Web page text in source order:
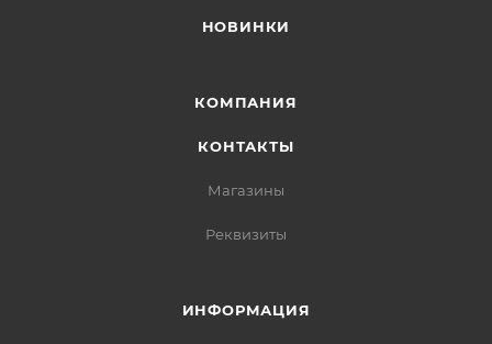
НОВИНКИ
КОМПАНИЯ
КОНТАКТЫ
Магазины
Реквизиты
ИНФОРМАЦИЯ